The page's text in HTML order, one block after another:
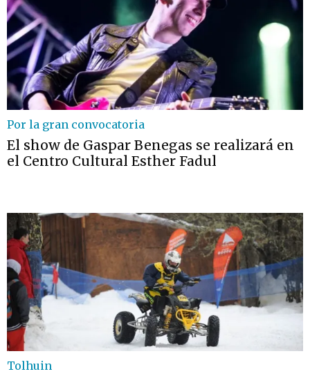
Por la gran convocatoria
El show de Gaspar Benegas se realizará en
el Centro Cultural Esther Fadul
Tolhuin